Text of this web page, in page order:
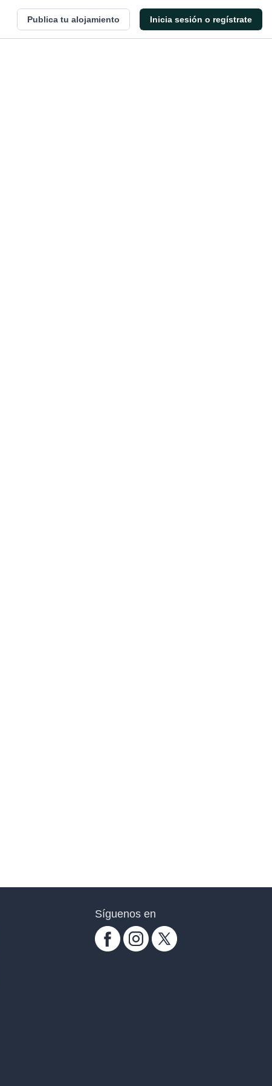
Publica tu alojamiento Inicia sesión o regístrate
Síguenos en